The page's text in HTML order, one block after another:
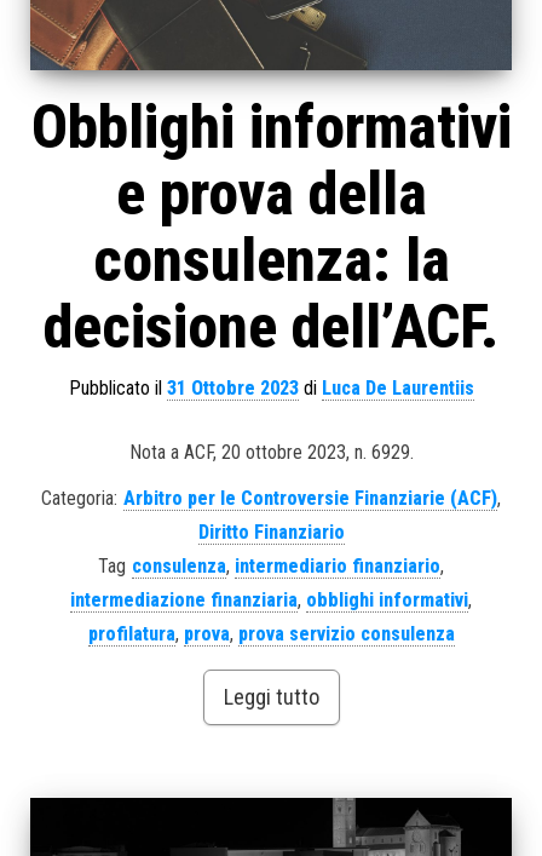
Obblighi informativi
e prova della
consulenza: la
decisione dell’ACF.
Pubblicato il 31 Ottobre 2023di Luca De Laurentiis
Nota a ACF, 20 ottobre 2023, n. 6929.
Categoria: Arbitro per le Controversie Finanziarie (ACF),
Diritto Finanziario
Tag consulenza, intermediario finanziario,
intermediazione finanziaria, obblighi informativi,
profilatura, prova, prova servizio consulenza
Leggi tutto